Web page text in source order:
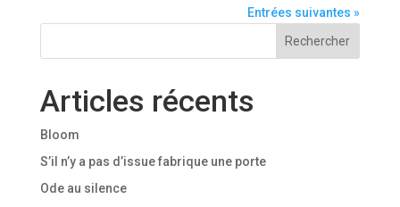
Entrées suivantes »
Rechercher
Articles récents
Bloom
S’il n’y a pas d’issue fabrique une porte
Ode au silence